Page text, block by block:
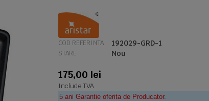
COD REFERINTA 192029-GRD-1
STARE Nou
175,00 lei
Include TVA
5 ani Garantie oferita de Producator.